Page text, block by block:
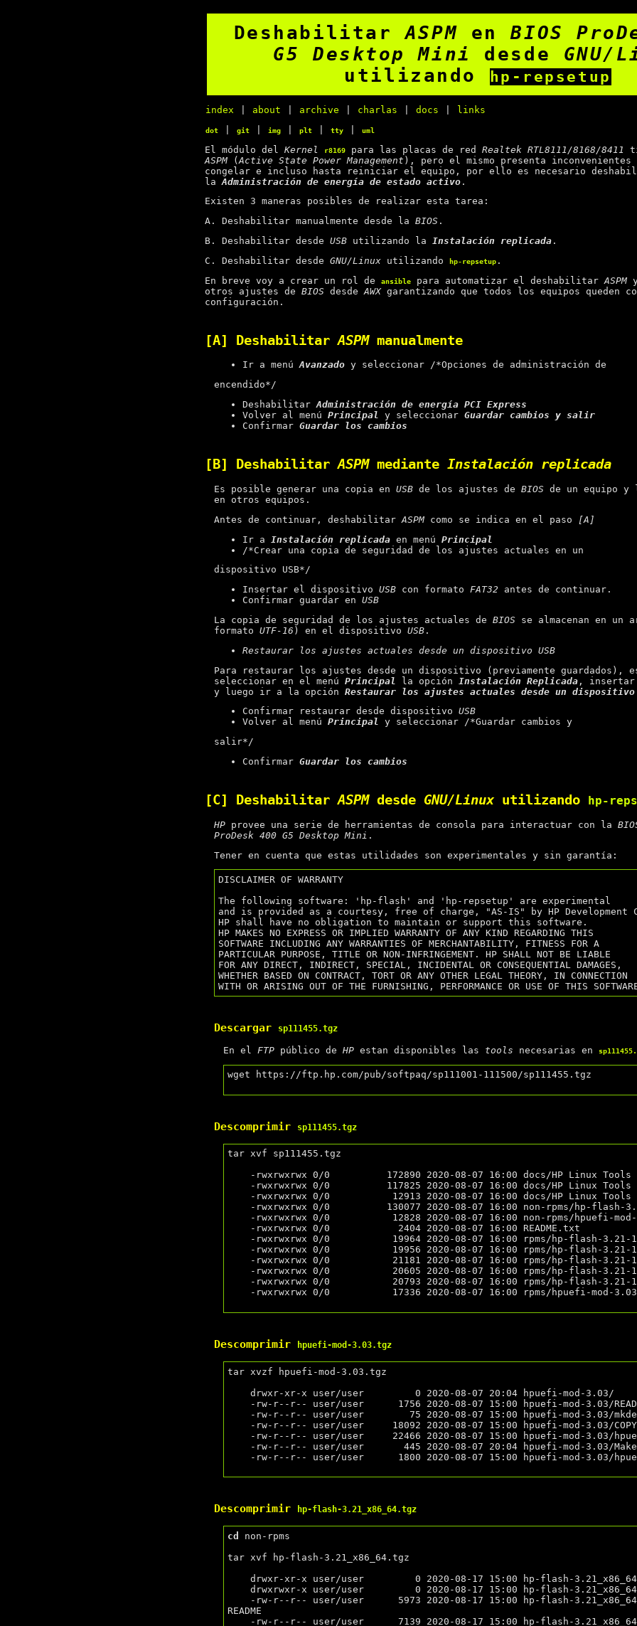
DeshabilitarASPM enBIOS
G5 Desktop Mini
desde GNU/
utilizando
hp-repsetup
index about archive charlas docs links
dot git img plt tty uml
El módulo del Kernel r8169 para las placas de red Realtek RTL8111/8168/8411
ASPM (Active State Power Management ), pero el mismo presenta inconvenientes
congelar e incluso hasta reiniciar el equipo, por ello es necesario
la Administración de energía de estado activo .
Existen 3 maneras posibles de realizar esta tarea:
A. Deshabilitar manualmente desde la BIOS .
B. Deshabilitar desde USB utilizando la Instalación replicada .
C. Deshabilitar desde GNU/Linux utilizando hp-repsetup .
En breve voy a crear un rol de
ansible para automatizar el deshabilitar ASPM
otros ajustes de BIOS desde AWXgarantizando que todos los equipos queden
configuración.
[A] DeshabilitarASPMmanualmente
Ir a menúAvanzadoy seleccionar /*Opciones de administración de
encendido*/
DeshabilitarAdministración de energía PCI Express
Volver al menú Principal y seleccionar Guardar cambios y salir
Confirmar Guardar los cambios
[B] DeshabilitarASPMmediante Instalación replicada
Es posible generar una copia en USBde los ajustes de BIOSde un equipo y
en otros equipos.
Antes de continuar, deshabilitar ASPMcomo se indica en el paso
[A]
Ir a Instalación replicadaen menú Principal
/*Crear una copia de seguridad de los ajustes actuales en un
dispositivo USB*/
Insertar el dispositivo USBcon formato FAT32 antes de continuar.
Confirmar guardar en USB
La copia de seguridad de los ajustes actuales de BIOSse almacenan en un
formato UTF-16 ) en el dispositivo USB.
Restaurar los ajustes actuales desde un dispositivo USB
Para restaurar los ajustes desde un dispositivo (previamente guardados),
seleccionar en el menú Principal la opción Instalación Replicada,
y luego ir a la opción Restaurar los ajustes actuales desde un dispositivo
Confirmar restaurar desde dispositivo USB
Volver al menú Principal y seleccionar /*Guardar cambios y
salir*/
Confirmar Guardar los cambios
[C] DeshabilitarASPMdesde GNU/Linux utilizando hp-
HPprovee una serie de herramientas de consola para interactuar con la
ProDesk 400 G5 Desktop Mini .
Tener en cuenta que estas utilidades son experimentales y sin garantía:
DISCLAIMER OF WARRANTY
The following software: 'hp-flash' and 'hp-repsetup' are experimental
and is provided as a courtesy, free of charge, "AS-IS" by HP Development
HP shall have no obligation to maintain or support this software.
HP MAKES NO EXPRESS OR IMPLIED WARRANTY OF ANY KIND REGARDING THIS
SOFTWARE INCLUDING ANY WARRANTIES OF MERCHANTABILITY, FITNESS FOR A
PARTICULAR PURPOSE, TITLE OR NON-INFRINGEMENT. HP SHALL NOT BE LIABLE
FOR ANY DIRECT, INDIRECT, SPECIAL, INCIDENTAL OR CONSEQUENTIAL DAMAGES,
WHETHER BASED ON CONTRACT, TORT OR ANY OTHER LEGAL THEORY, IN CONNECTION
Descargar sp111455.tgz
En el FTPpúblico de HPestan disponibles las tools necesarias en
wget https://ftp.hp.com/pub/softpaq/sp111001-111500/sp111455.tgz
Descomprimir sp111455.tgz
tar xvf sp111455.tgz
Descomprimir hpuefi-mod-3.03.tgz
tar xvzf hpuefi-mod-3.03.tgz
    drwxr-xr-x user/user         0 2020-08-07 20:04 hpuefi-mod-3.03/
Descomprimir hp-flash-3.21_x86_64.tgz
cd
non-rpms
tar xvf hp-flash-3.21_x86_64.tgz
    drwxr-xr-x user/user         0 2020-08-17 15:00 hp-flash-3.21_x86_64/
    drwxrwxr-x user/user         0 2020-08-17 15:00 hp-flash-3.21_x86_64/docs/
README